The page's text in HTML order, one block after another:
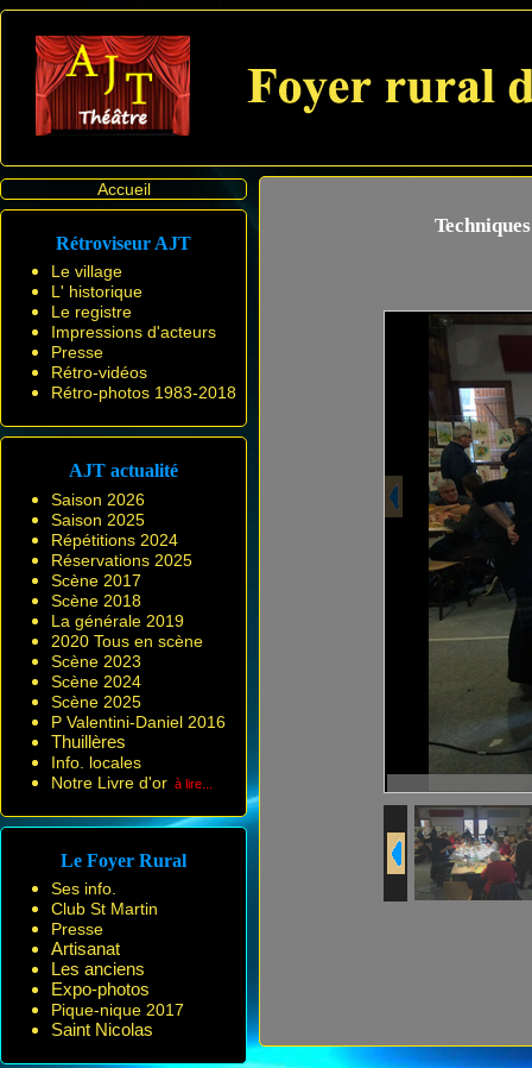
Accueil
Rétroviseur AJT
Le village
L' historique
Le registre
Impressions d'acteurs
Presse
Rétro-vidéos
Rétro-photos 1983-2018
AJT actualité
Saison 2026
Saison 2025
Répétitions 2024
Réservations 2025
Scène 2017
Scène 2018
La générale 2019
2020 Tous en scène
Scène 2023
Scène 2024
Scène 2025
P Valentini-Daniel 2016
Thuillères
Info. locales
Notre Livre d'or à lire...
Le Foyer Rural
Ses info.
Club St Martin
Presse
Artisanat
Les anciens
Expo-photos
Pique-nique 2017
Saint Nicolas